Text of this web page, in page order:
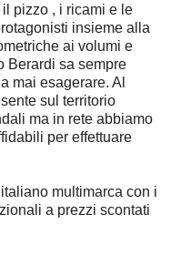
pizzo , i ricami e le
insieme alla
ai volumi e
Berardi sa sempre
mai esagerare. Al
sul territorio
ma in rete abbiamo
per effettuare
multimarca con i
a prezzi scontati